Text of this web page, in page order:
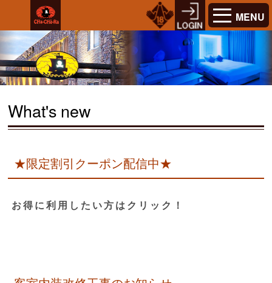
MENU
What's new
★限定割引クーポン配信中★
お得に利用したい方はクリック！